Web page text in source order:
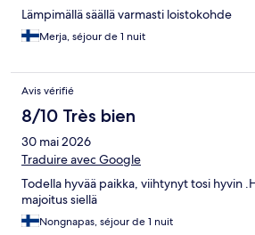
Lämpimällä säällä varmasti loistokohde
Merja, séjour de 1 nuit
Avis vérifié
8/10 Très bien
30 mai 2026
Traduire avec Google
Todella hyvää paikka, viihtynyt tosi hyvin
majoitus siellä
Nongnapas, séjour de 1 nuit